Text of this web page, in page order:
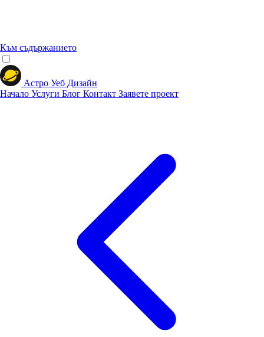
Към съдържанието
Астро Уеб Дизайн
Начало Услуги Блог Контакт Заявете проект